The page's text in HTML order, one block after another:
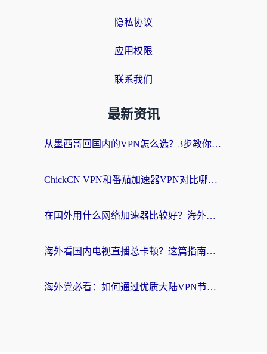
隐私协议
应用权限
联系我们
最新资讯
从墨西哥回国内的VPN怎么选？3步教你无缝刷剧、玩国服游戏
ChickCN VPN和番茄加速器VPN对比哪个回国效果更好？海外党亲测后的真实答案
在国外用什么网络加速器比较好？海外党亲测：从痛点到解决方案的全攻略
海外看国内电视直播总卡顿？这篇指南教你选对回国加速器，无缝追剧不发愁
海外党必看：如何通过优质大陆VPN节点无缝访问国内资源？